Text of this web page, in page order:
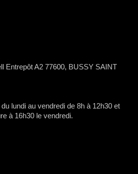
Entrepôt A2 77600, BUSSY SAINT
lundi au vendredi de 8h à 12h30 et
à 16h30 le vendredi.